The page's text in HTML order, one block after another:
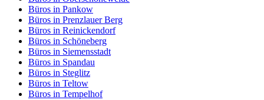
Büros in Pankow
Büros in Prenzlauer Berg
Büros in Reinickendorf
Büros in Schöneberg
Büros in Siemensstadt
Büros in Spandau
Büros in Steglitz
Büros in Teltow
Büros in Tempelhof